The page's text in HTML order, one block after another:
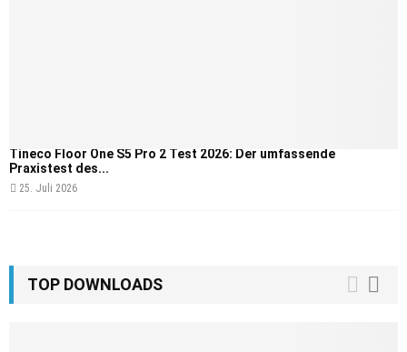
Tineco Floor One S5 Pro 2 Test 2026: Der umfassende
Praxistest des...
25. Juli 2026
TOP DOWNLOADS